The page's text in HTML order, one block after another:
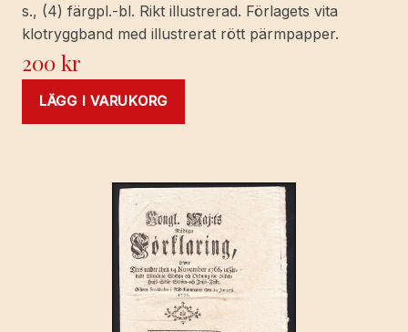
s., (4) färgpl.-bl. Rikt illustrerad. Förlagets vita
klotryggband med illustrerat rött pärmpapper.
200kr
LÄGG I VARUKORG